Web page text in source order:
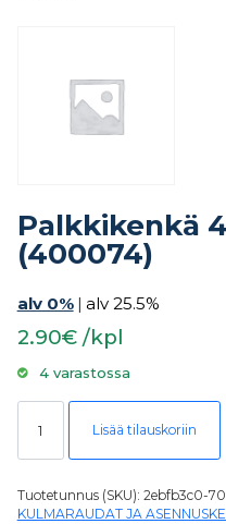
Palkkikenkä
(400074)
alv 0% | alv 25.5%
2.90€ /kpl
4 varastossa
Palkkikenkä 48x136N (400074)
Lisää tilauskoriin
Tuotetunnus (SKU): 2ebfb3c0-
KULMARAUDAT JA